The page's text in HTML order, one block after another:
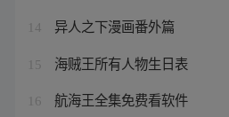
14 异人之下漫画番外篇
15 海贼王所有人物生日表
16 航海王全集免费看软件